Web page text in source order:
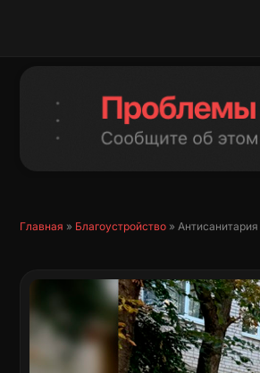
Главная » Благоустройство »